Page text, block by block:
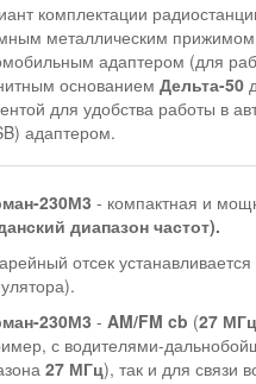
комплектации
металлическим
адаптером (для
основанием Дельта-50
для удобства работы в
адаптером.
230М3 - компактная и
диапазон частот).
отсек устанавливается
230М3 - AM/FM cb (27 МГц
с водителями-
27 МГц), так и для связи